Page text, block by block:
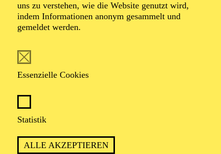
uns zu verstehen, wie die Website genutzt wird,
indem Informationen anonym gesammelt und
gemeldet werden.
Essenzielle Cookies
Statistik
ALLE AKZEPTIEREN
Foto: Benne Ochs
Tommaso Turchetta
Turchetta ist seit der Spielzeit 2023/2024 erster